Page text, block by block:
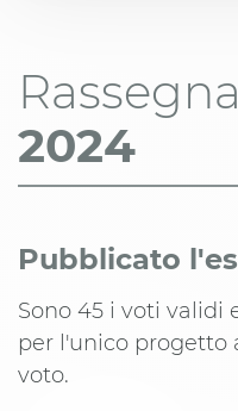
2024
Pubblicato
Sono 45 i voti validi
per l'unico progetto
voto.